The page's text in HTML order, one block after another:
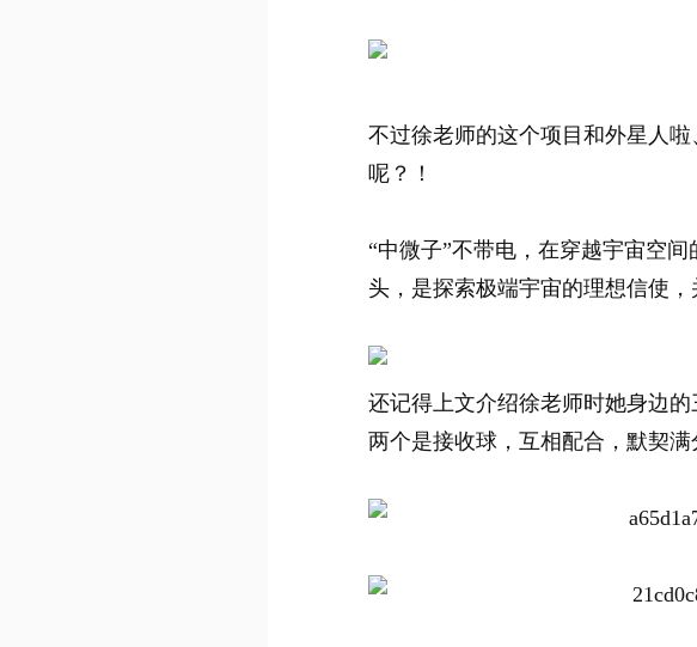
不过徐老师的这个项目和外星人
呢？！
“中微子”不带电，在穿越宇宙空
头，是探索极端宇宙的理想信使
还记得上文介绍徐老师时她身边
两个是接收球，互相配合，默契满